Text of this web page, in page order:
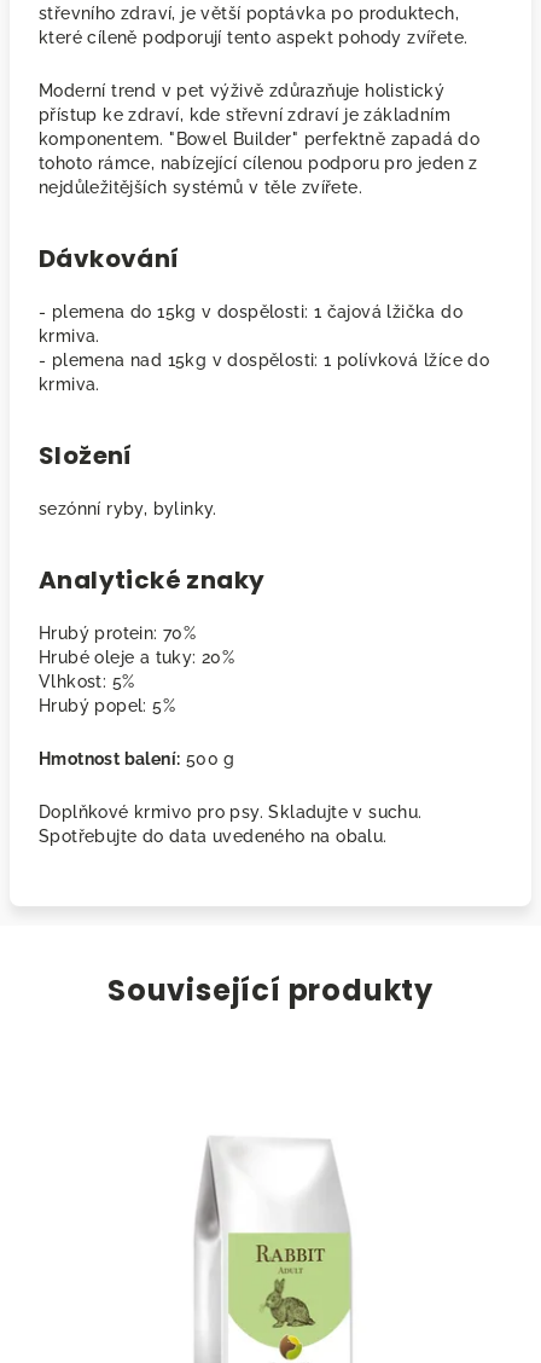
střevního zdraví, je větší poptávka po produktech,
které cíleně podporují tento aspekt pohody zvířete.
Moderní trend v pet výživě zdůrazňuje holistický
přístup ke zdraví, kde střevní zdraví je základním
komponentem. "Bowel Builder" perfektně zapadá do
tohoto rámce, nabízející cílenou podporu pro jeden z
nejdůležitějších systémů v těle zvířete.
Dávkování
- plemena do 15kg v dospělosti: 1 čajová lžička do
krmiva.
- plemena nad 15kg v dospělosti: 1 polívková lžíce do
krmiva.
Složení
sezónní ryby, bylinky.
Analytické znaky
Hrubý protein: 70%
Hrubé oleje a tuky: 20%
Vlhkost: 5%
Hrubý popel: 5%
Hmotnost balení: 500 g
Doplňkové krmivo pro psy. Skladujte v suchu.
Spotřebujte do data uvedeného na obalu.
Související produkty